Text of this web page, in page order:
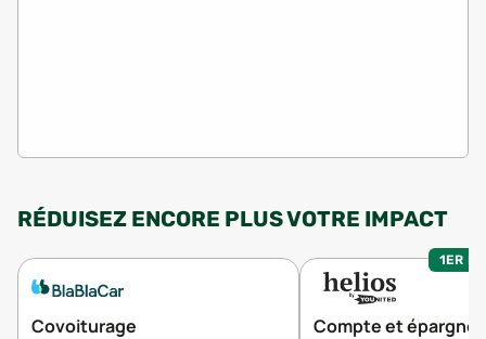
RÉDUISEZ ENCORE PLUS VOTRE IMPACT
Covoiturage
1ER
Compte et épargne